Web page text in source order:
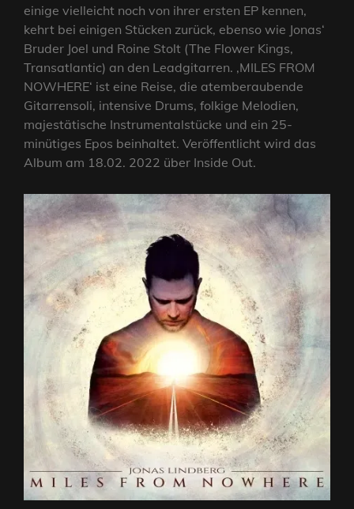
einige vielleicht noch von ihrer ersten EP kennen,
kehrt bei einigen Stücken zurück, ebenso wie Jonas‘
Bruder Joel und Roine Stolt (The Flower Kings,
Transatlantic) an den Leadgitarren. ‚MILES FROM
NOWHERE‘ ist eine Reise, die atemberaubende
Gitarrensoli, intensive Drums, folkige Melodien,
majestätische Instrumentalstücke und ein 25-
minütiges Epos beinhaltet. Veröffentlicht wird das
Album am 18.02. 2022 über Inside Out.